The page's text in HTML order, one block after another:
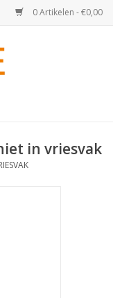
0 Artikelen - €0,00
in vriesvak